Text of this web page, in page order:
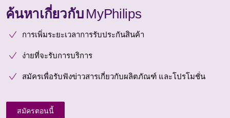
ค้นหาเกี่ยวกับ MyPhilips
การเพิ่มระยะเวลาการรับประกันสินค้า
ง่ายที่จะรับการบริการ
สมัครเพื่อรับฟังข่าวสารเกี่ยวกับผลิตภัณฑ์ และโปรโมชั่น
สมัครตอนนี้